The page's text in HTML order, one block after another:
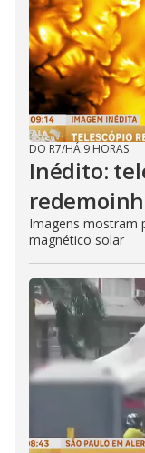
DO R7/HÁ 9 HORAS
Inédito:
Imagens mostram
magnético solar